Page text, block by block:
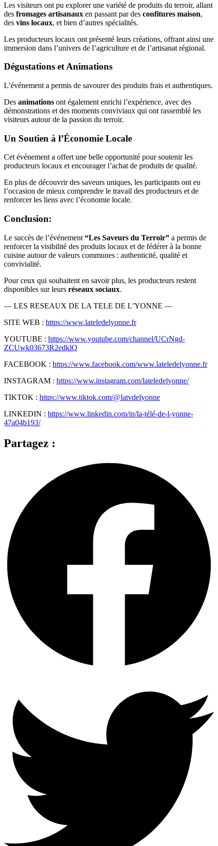
Les visiteurs ont pu explorer une variété de produits du terroir, allant
des fromages artisanaux en passant par des confitures maison,
des vins locaux, et bien d’autres spécialités.
Les producteurs locaux ont présenté leurs créations, offrant ainsi une
immersion dans l’univers de l’agriculture et de l’artisanat régional.
Dégustations et Animations
L’événement a permis de savourer des produits frais et authentiques.
Des animations ont également enrichi l’expérience, avec des
démonstrations et des moments conviviaux qui ont rassemblé les
visiteurs autour de la passion du terroir.
Un Soutien à l’Économie Locale
Cet événement a offert une belle opportunité pour soutenir les
producteurs locaux et encourager l’achat de produits de qualité.
En plus de découvrir des saveurs uniques, les participants ont eu
l’occasion de mieux comprendre le travail des producteurs et de
renforcer les liens avec l’économie locale.
Conclusion:
Le succès de l’événement “Les Saveurs du Terroir” a permis de
renforcer la visibilité des produits locaux et de fédérer à la bonne
cuisine autour de valeurs communes : authenticité, qualité et
convivialité.
Pour ceux qui souhaitent en savoir plus, les producteurs restent
disponibles sur leurs réseaux sociaux.
— LES RESEAUX DE LA TELE DE L’YONNE —
SITE WEB : https://www.lateledelyonne.fr
YOUTUBE : https://www.youtube.com/channel/UCrNgd-
ZCUwk03673R2edklQ
FACEBOOK : https://www.facebook.com/www.lateledelyonne.fr
INSTAGRAM : https://www.instagram.com/lateledelyonne/
TIKTOK : https://www.tiktok.com/@latvdelyonne
LINKEDIN : https://www.linkedin.com/in/la-télé-de-l-yonne-
47a04b193/
Partagez :